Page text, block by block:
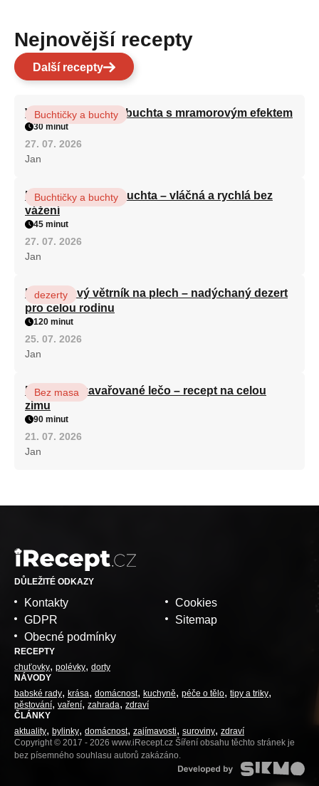
Nejnovější recepty
Další recepty
Vláčná olejová litá buchta s mramorovým efektem
Buchtičky a buchty
30 minut
27. 07. 2026
Jan
Hrnková maková buchta – vláčná a rychlá bez
vážení
Buchtičky a buchty
45 minut
27. 07. 2026
Jan
Karamelový větrník na plech – nadýchaný dezert
pro celou rodinu
dezerty
120 minut
25. 07. 2026
Jan
Babiččino zavařované lečo – recept na celou
zimu
Bez masa
90 minut
21. 07. 2026
Jan
DŮLEŽITÉ ODKAZY
Kontakty
GDPR
Obecné podmínky
Cookies
Sitemap
RECEPTY
chuťovky polévky dorty
NÁVODY
babské rady
krása domácnost kuchyně péče o tělo tipy a triky
pěstování vaření zahrada zdraví
ČLÁNKY
aktuality
bylinky domácnost zajímavosti suroviny zdraví
Copyright © 2017 - 2026 www.iRecept.cz Šíření obsahu těchto stránek je
bez písemného souhlasu autorů zakázáno.